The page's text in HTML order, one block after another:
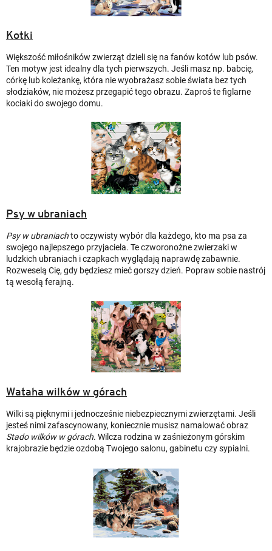
Kotki
Większość miłośników zwierząt dzieli się na fanów kotów lub psów.
Ten motyw jest idealny dla tych pierwszych. Jeśli masz np. babcię,
córkę lub koleżankę, która nie wyobrażasz sobie świata bez tych
słodziaków, nie możesz przegapić tego obrazu. Zaproś te figlarne
kociaki do swojego domu.
Psy w ubraniach
Psy w ubraniachto oczywisty wybór dla każdego, kto ma psa za
swojego najlepszego przyjaciela. Te czworonożne zwierzaki w
ludzkich ubraniach i czapkach wyglądają naprawdę zabawnie.
Rozweselą Cię, gdy będziesz mieć gorszy dzień. Popraw sobie nastrój
tą wesołą ferajną.
Wataha wilków w górach
Wilki są pięknymi i jednocześnie niebezpiecznymi zwierzętami. Jeśli
jesteś nimi zafascynowany, koniecznie musisz namalować obraz
Stado wilków w górach. Wilcza rodzina w zaśnieżonym górskim
krajobrazie będzie ozdobą Twojego salonu, gabinetu czy sypialni.